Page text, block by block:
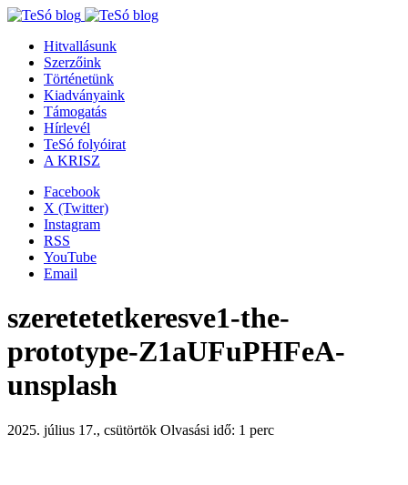
Hitvallásunk
Szerzőink
Történetünk
Kiadványaink
Támogatás
Hírlevél
TeSó folyóirat
A KRISZ
Facebook
X (Twitter)
Instagram
RSS
YouTube
Email
szeretetetkeresve1-the-
prototype-Z1aUFuPHFeA-
unsplash
2025. július 17., csütörtök Olvasási idő: 1 perc